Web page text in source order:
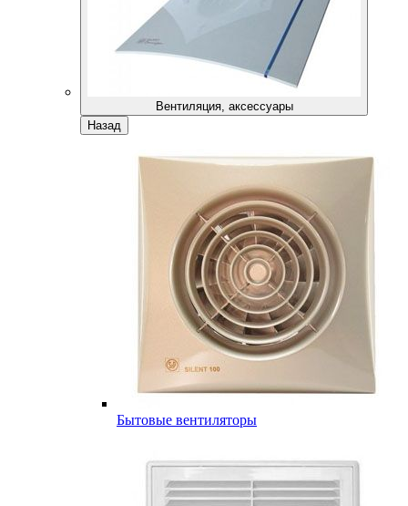
Вентиляция, аксессуары
Назад
Бытовые вентиляторы